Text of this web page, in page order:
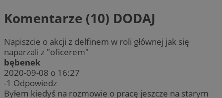
Komentarze (10) DODAJ
Napiszcie o akcji z delfinem w roli głównej jak się
naparzali z "oficerem"
bębenek
2020-09-08 o 16:27
-1 Odpowiedz
Byłem kiedyś na rozmowie o pracę jeszcze na starym